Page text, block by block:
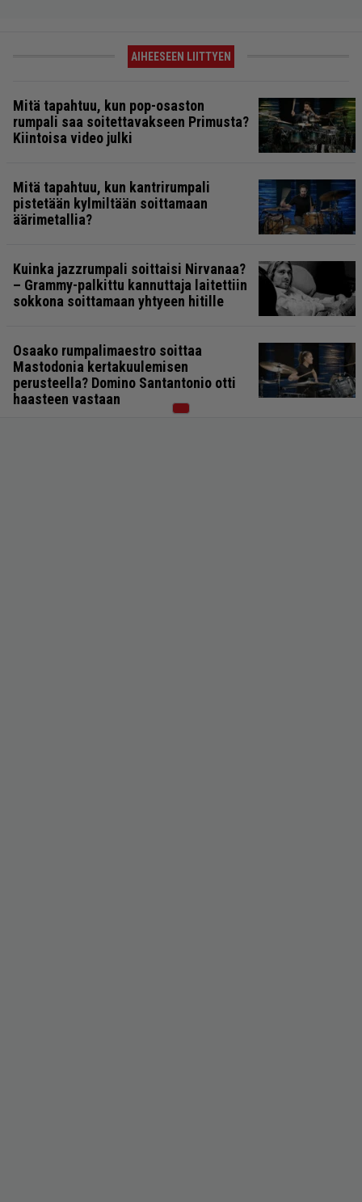
AIHEESEEN LIITTYEN
Mitä tapahtuu, kun pop-osaston
rumpali saa soitettavakseen Primusta?
Kiintoisa video julki
Mitä tapahtuu, kun kantrirumpali
pistetään kylmiltään soittamaan
äärimetallia?
Kuinka jazzrumpali soittaisi Nirvanaa?
– Grammy-palkittu kannuttaja laitettiin
sokkona soittamaan yhtyeen hitille
Osaako rumpalimaestro soittaa
Mastodonia kertakuulemisen
perusteella? Domino Santantonio otti
haasteen vastaan